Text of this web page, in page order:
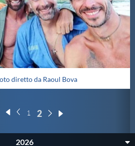
diretto da Raoul Bova
1 2
2026